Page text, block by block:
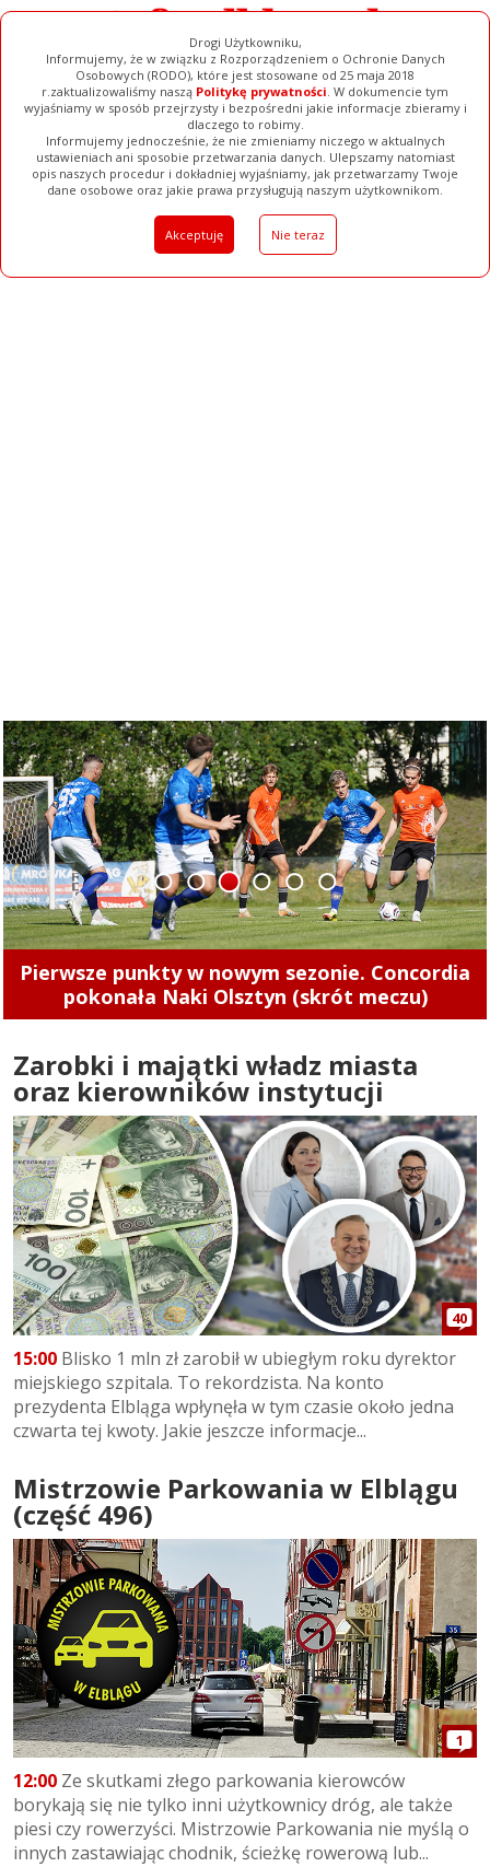
Drogi Użytkowniku,
Informujemy, że w związku z Rozporządzeniem o Ochronie Danych
Osobowych (RODO), które jest stosowane od 25 maja 2018
r.zaktualizowaliśmy naszą Politykę prywatności. W dokumencie tym
wyjaśniamy w sposób przejrzysty i bezpośredni jakie informacje zbieramy i
dlaczego to robimy.
Informujemy jednocześnie, że nie zmieniamy niczego w aktualnych
ustawieniach ani sposobie przetwarzania danych. Ulepszamy natomiast
opis naszych procedur i dokładniej wyjaśniamy, jak przetwarzamy Twoje
dane osobowe oraz jakie prawa przysługują naszym użytkownikom.
Akceptuję Nie teraz
Ogłoszenia Filmy Galerie Baza Firm Pełna Wersja
Pierwsze punkty w nowym sezonie. Concordia
pokonała Naki Olsztyn (skrót meczu)
1 2 3 4 5 6
Zarobki i majątki władz miasta
oraz kierowników instytucji
40
15:00 Blisko 1 mln zł zarobił w ubiegłym roku dyrektor
miejskiego szpitala. To rekordzista. Na konto
prezydenta Elbląga wpłynęła w tym czasie około jedna
czwarta tej kwoty. Jakie jeszcze informacje...
Mistrzowie Parkowania w Elblągu
(część 496)
1
12:00 Ze skutkami złego parkowania kierowców
borykają się nie tylko inni użytkownicy dróg, ale także
piesi czy rowerzyści. Mistrzowie Parkowania nie myślą o
innych zastawiając chodnik, ścieżkę rowerową lub...